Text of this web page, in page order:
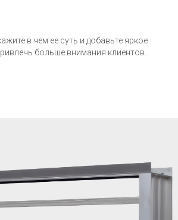
в чем ее суть и добавьте яркое
больше внимания клиентов.